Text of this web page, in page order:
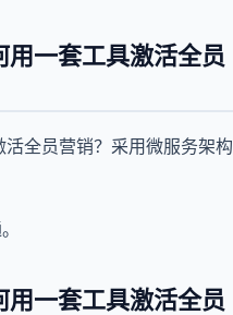
一套工具激活全员
全员营销？采用微服务架构
一套工具激活全员